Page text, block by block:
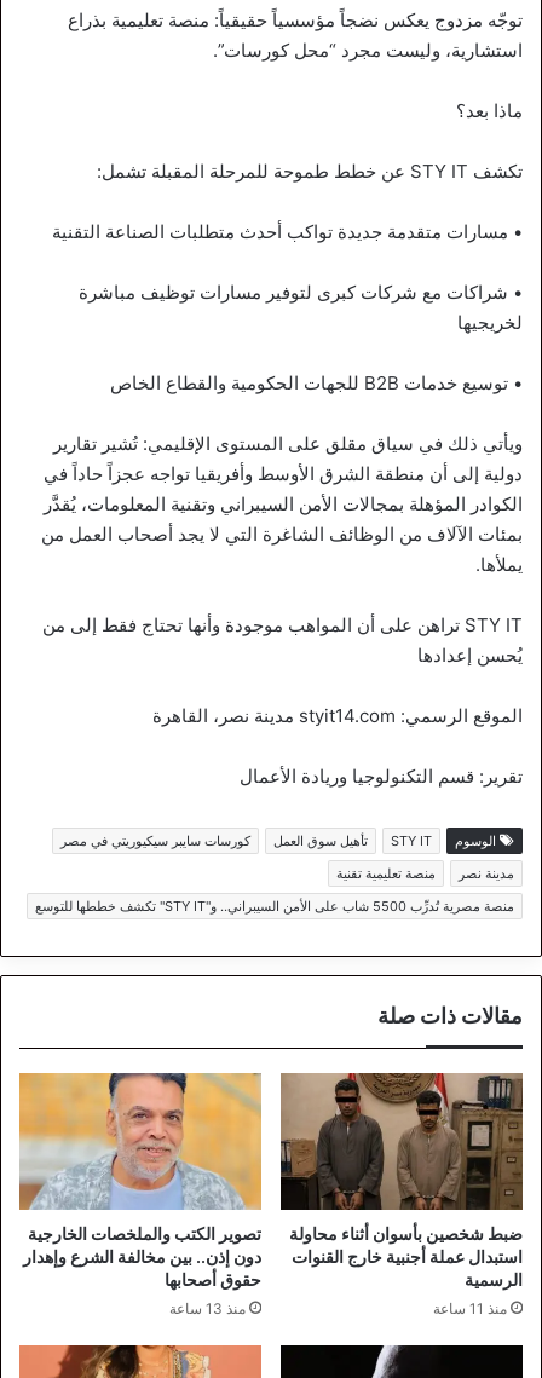
توجّه مزدوج يعكس نضجاً مؤسسياً حقيقياً: منصة تعليمية بذراع
استشارية، وليست مجرد “محل كورسات”.
ماذا بعد؟
تكشف STY IT عن خطط طموحة للمرحلة المقبلة تشمل:
• مسارات متقدمة جديدة تواكب أحدث متطلبات الصناعة التقنية
• شراكات مع شركات كبرى لتوفير مسارات توظيف مباشرة
لخريجيها
• توسيع خدمات B2B للجهات الحكومية والقطاع الخاص
ويأتي ذلك في سياق مقلق على المستوى الإقليمي: تُشير تقارير
دولية إلى أن منطقة الشرق الأوسط وأفريقيا تواجه عجزاً حاداً في
الكوادر المؤهلة بمجالات الأمن السيبراني وتقنية المعلومات، يُقدَّر
بمئات الآلاف من الوظائف الشاغرة التي لا يجد أصحاب العمل من
يملأها.
STY IT تراهن على أن المواهب موجودة وأنها تحتاج فقط إلى من
يُحسن إعدادها
الموقع الرسمي: styit14.com مدينة نصر، القاهرة
تقرير: قسم التكنولوجيا وريادة الأعمال
الوسوم STY IT تأهيل سوق العمل
كورسات سايبر سيكيوريتي في مصر
مدينة نصر
منصة تعليمية تقنية
منصة مصرية تُدرِّب 5500 شاب على الأمن السيبراني.. و"STY IT" تكشف خططها للتوسع
مقالات ذات صلة
ضبط شخصين بأسوان أثناء محاولة
استبدال عملة أجنبية خارج القنوات
الرسمية
منذ 11 ساعة
تصوير الكتب والملخصات الخارجية
دون إذن.. بين مخالفة الشرع وإهدار
حقوق أصحابها
منذ 13 ساعة